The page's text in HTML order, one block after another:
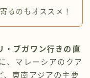
るのもオススメ！
・ブガワン行きの直
、マレーシアのクア
、東南アジアの主要